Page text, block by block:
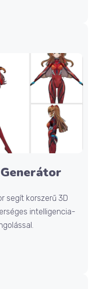
segít korszerű 3D
intelligencia-